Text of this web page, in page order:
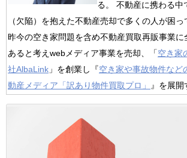
る。 不動産に携わる中
（欠陥） を抱えた不動産売却で多くの人が困っ
昨今の空き家問題を含め不動産買取再販事業
あると考えwebメディア事業を売却、「 空き家
社AlbaLink 」を創業し『 空き家や事故物件など
動産メディア「 訳あり物件買取プロ」 』を展開